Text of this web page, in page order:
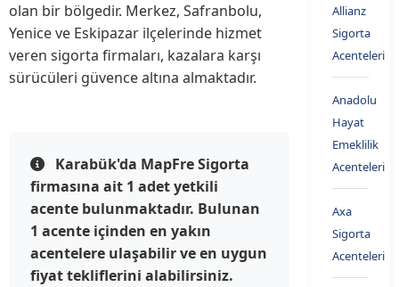
olan bir bölgedir. Merkez, Safranbolu,
Yenice ve Eskipazar ilçelerinde hizmet
veren sigorta firmaları, kazalara karşı
sürücüleri güvence altına almaktadır.
Karabük'da MapFre Sigorta
firmasına ait 1 adet yetkili
acente bulunmaktadır. Bulunan
1 acente içinden en yakın
acentelere ulaşabilir ve en uygun
fiyat tekliflerini alabilirsiniz.
Allianz
Sigorta
Acenteleri
Anadolu
Hayat
Emeklilik
Acenteleri
Axa
Sigorta
Acenteleri